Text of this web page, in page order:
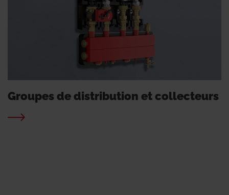
Groupes de distribution et collecteurs